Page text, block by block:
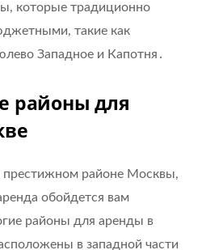
которые традиционно
такие как
Западное и Капотня․
районы для
престижном районе Москвы,
обойдется вам
районы для аренды в
в западной части